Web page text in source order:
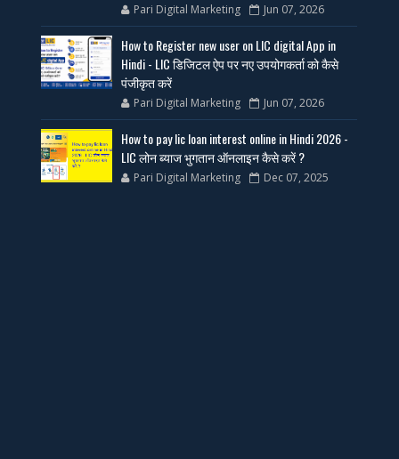
Pari Digital Marketing Jun 07, 2026
How to Register new user on LIC digital App in
Hindi - LIC डिजिटल ऐप पर नए उपयोगकर्ता को कैसे
पंजीकृत करें
Pari Digital Marketing Jun 07, 2026
How to pay lic loan interest online in Hindi 2026 -
LIC लोन ब्याज भुगतान ऑनलाइन कैसे करें ?
Pari Digital Marketing Dec 07, 2025